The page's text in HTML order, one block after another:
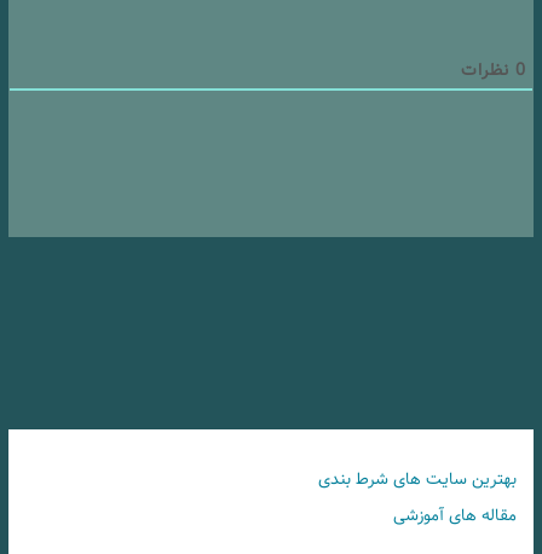
0 نظرات
بهترین سایت های شرط بندی
مقاله های آموزشی